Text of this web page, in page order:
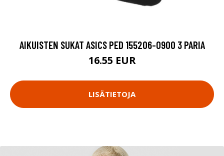
AIKUISTEN SUKAT ASICS PED 155206-0900 3 PARIA
16.55 EUR
LISÄTIETOJA